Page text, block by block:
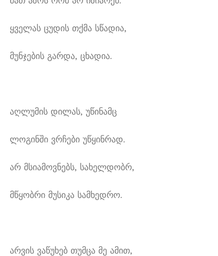
ყველას ცუდის თქმა სწადია,
მუნჯების გარდა, ცხადია.
აღლუმის დილას, უწინამც
ლოგინში ვრჩები უწყინრად.
არ მსიამოვნებს, სახელდობრ,
მწყობრი მუსიკა სამხედრო.
არვის ვაწუხებ თუმცა მე ამით,